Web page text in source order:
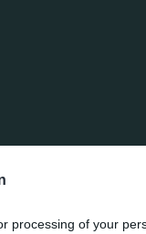
processing of your
tres puntos con
y lanzó un